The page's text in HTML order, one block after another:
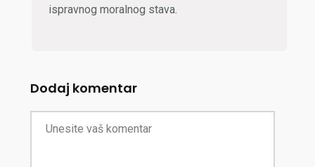
ispravnog moralnog stava.
Dodaj komentar